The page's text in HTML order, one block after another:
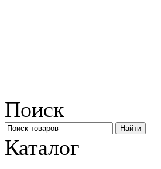
Поиск
Каталог